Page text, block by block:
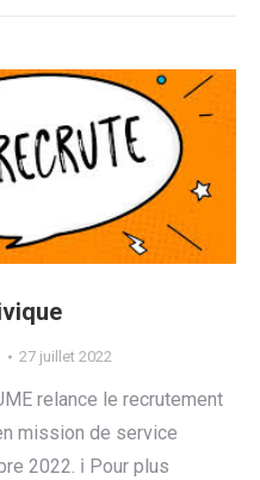
27 juillet 2022
relance le recrutement
mission de service
2022. ℹ Pour plus